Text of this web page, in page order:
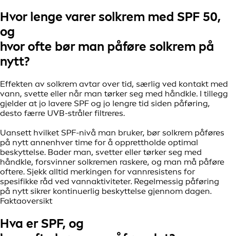
Hvor lenge varer solkrem med SPF 50,
og
hvor ofte bør man påføre solkrem på
nytt?
Effekten av solkrem avtar over tid, særlig ved kontakt med
vann, svette eller når man tørker seg med håndkle. I tillegg
gjelder at jo lavere SPF og jo lengre tid siden påføring,
desto færre UVB-stråler filtreres.
Uansett hvilket SPF-nivå man bruker, bør solkrem påføres
på nytt annenhver time for å opprettholde optimal
beskyttelse. Bader man, svetter eller tørker seg med
håndkle, forsvinner solkremen raskere, og man må påføre
oftere. Sjekk alltid merkingen for vannresistens for
spesifikke råd ved vannaktiviteter. Regelmessig påføring
på nytt sikrer kontinuerlig beskyttelse gjennom dagen.
Faktaoversikt
Hva er SPF, og